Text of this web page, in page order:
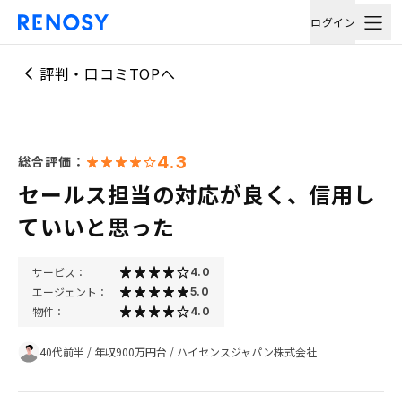
ログイン
評判・口コミTOPへ
総合評価： 4.3
セールス担当の対応が良く、信用し
ていいと思った
サービス： 4.0
エージェント： 5.0
物件： 4.0
40代前半 / 年収900万円台 / ハイセンスジャパン株式会社